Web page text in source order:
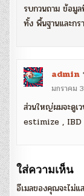
รบกวนถาม ข้อมูล
ทั้ง พื้นฐานและก
admin
มกราคม
ส่วนใหญ่ผมจะดู
estimize ,
ใส่ความเห็น
อีเมลของคุณจะไม่แ